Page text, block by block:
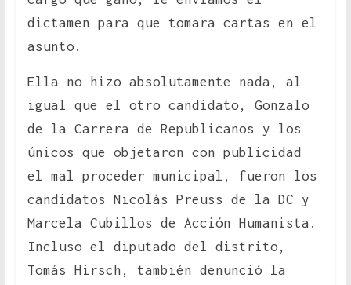
dictamen para que tomara cartas en el
asunto.
Ella no hizo absolutamente nada, al
igual que el otro candidato, Gonzalo
de la Carrera de Republicanos y los
únicos que objetaron con publicidad
el mal proceder municipal, fueron los
candidatos Nicolás Preuss de la DC y
Marcela Cubillos de Acción Humanista.
Incluso el diputado del distrito,
Tomás Hirsch, también denunció la